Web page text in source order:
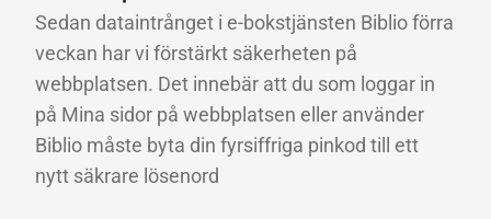
Sedan dataintrånget i e-bokstjänsten Biblio förra
veckan har vi förstärkt säkerheten på
webbplatsen. Det innebär att du som loggar in
på Mina sidor på webbplatsen eller använder
Biblio måste byta din fyrsiffriga pinkod till ett
nytt säkrare lösenord